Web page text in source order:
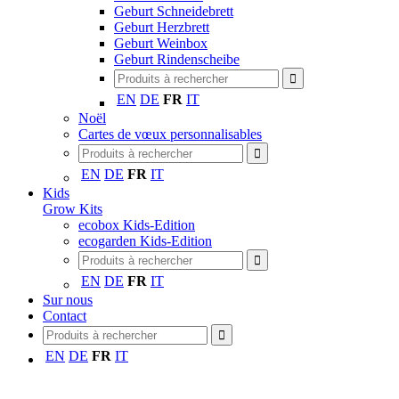
Geburt Schneidebrett
Geburt Herzbrett
Geburt Weinbox
Geburt Rindenscheibe
EN DE FR IT
Noël
Cartes de vœux personnalisables
EN DE FR IT
Kids
Grow Kits
ecobox Kids-Edition
ecogarden Kids-Edition
EN DE FR IT
Sur nous
Contact
EN DE FR IT